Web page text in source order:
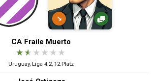
↘
CA Fraile Muerto
★★ ★ ★ ★ ★
Uruguay, Liga 4.2, 12.Platz